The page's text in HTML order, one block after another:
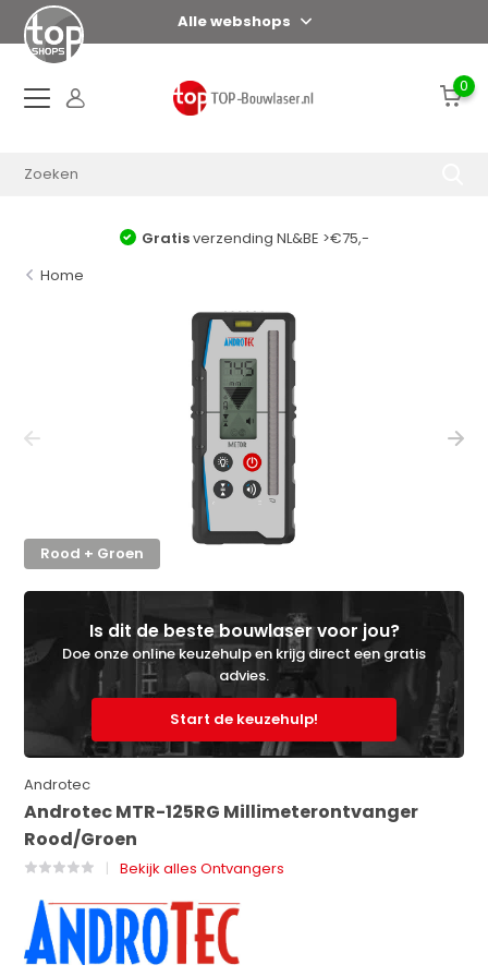
Alle webshops
0
Gratisverzending NL&BE >€75,-
Home
Rood + Groen
Is dit de beste bouwlaser voor jou?
Doe onze online keuzehulp en krijg direct een gratis
advies.
Start de keuzehulp!
Androtec
Androtec MTR-125RG Millimeterontvanger
Rood/Groen
Bekijk alles Ontvangers